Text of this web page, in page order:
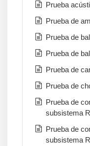
Prueba
Prueba de
Prueba de
Prueba de
Prueba de
Prueba de
Prueba de
subsistema
Prueba de
subsistema